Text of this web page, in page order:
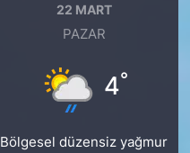
22 MART
PAZAR
4°
Bölgesel düzensiz yağmur